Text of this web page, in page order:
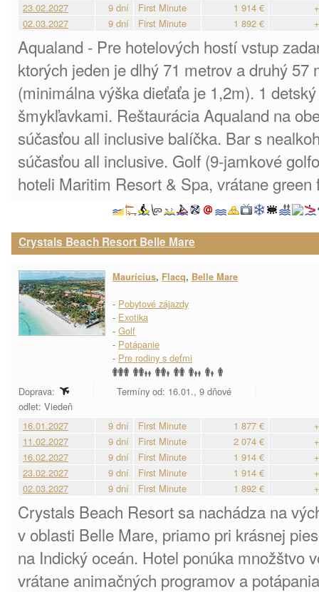
23.02.2027
9 dní First Minute 1 914 €
02.03.2027
9 dní First Minute 1 892 €
Aqualand - Pre hotelových hostí vstup
ktorých jeden je dlhý 71 metrov a druhý 57
(minimálna výška dieťaťa je 1,2m). 1
šmykľavkami. Reštaurácia Aqualand na
súčasťou all inclusive balíčka. Bar s
súčasťou all inclusive. Golf (9-jamkové
hoteli Maritim Resort & Spa, vrátane green
Crystals Beach Resort Belle Mare
Maurícius, Flacq, Belle Mare
- Pobytové zájazdy
- Exotika
- Golf
- Potápanie
- Pre rodiny s deťmi
Doprava:
Termíny od: 16.01., 9 dňové
odlet: Viedeň
16.01.2027
9 dní First Minute 1 877 €
11.02.2027
9 dní First Minute 2 074 €
16.02.2027
9 dní First Minute 1 914 €
23.02.2027
9 dní First Minute 1 914 €
02.03.2027
9 dní First Minute 1 892 €
Crystals Beach Resort sa nachádza na
v oblasti Belle Mare, priamo pri krásnej
na Indický oceán. Hotel ponúka množštvo
vrátane animačných programov a